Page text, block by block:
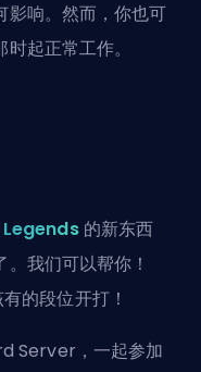
影响。然而，你也可
起正常工作。
的新东西
我们可以帮你！
的段位开打！
Server ，一起参加